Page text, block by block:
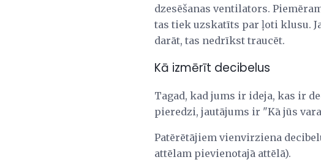
dzesēšanas ventilators.
tas tiek uzskatīts par ļoti klusu.
darāt, tas nedrīkst traucēt.
Kā izmērīt decibelus
Tagad, kad jums ir ideja, kas ir
pieredzi, jautājums ir "Kā jūs
Patērētājiem vienvirziena
attēlam pievienotajā attēlā).